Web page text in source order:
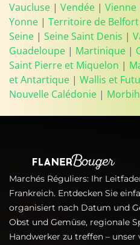
Vaucluse | Vendée | Vienne
Yonne | Territoire de Belfort
Seine | Seine Saint Denis |
Guadeloupe | Martinique |
Saint Pierre et Miquelon |
et Antartique | Wallis et
Nouvelle Calédonie |
Marchés Réguliers: Ihr
Frankreich. Entdecken Sie
organisiert nach Datum und
Obst und Gemüse, regionale
Handwerker zu treffen –